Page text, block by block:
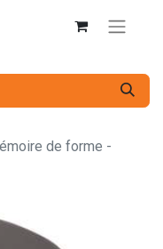
de forme -